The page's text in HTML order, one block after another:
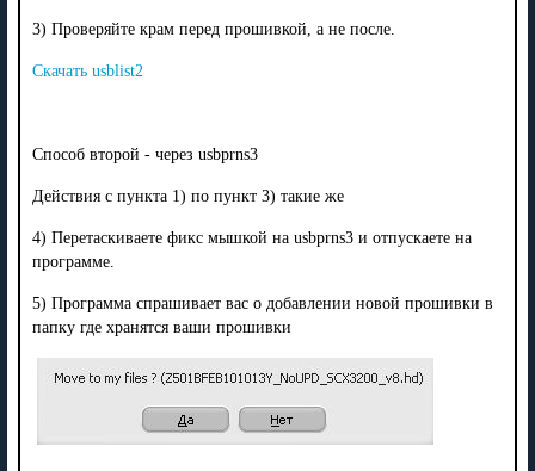
3) Проверяйте крам перед прошивкой, а не после.
Скачать usblist2
Способ второй - через usbprns3
Действия с пункта 1) по пункт 3) такие же
4) Перетаскиваете фикс мышкой на usbprns3 и отпускаете на
программе.
5) Программа спрашивает вас о добавлении новой прошивки в
папку где хранятся ваши прошивки